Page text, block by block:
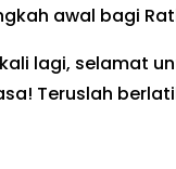
awal bagi
lagi, selamat
Teruslah